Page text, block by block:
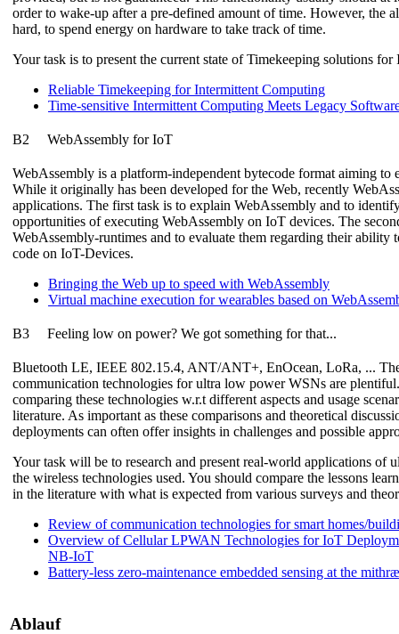
order to wake-up after a pre-defined amount of time. However, the
hard, to spend energy on hardware to take track of time.
Your task is to present the current state of Timekeeping solutions
Reliable Timekeeping for Intermittent Computing
Time-sensitive Intermittent Computing Meets Legacy
B2 WebAssembly for IoT
WebAssembly is a platform-independent bytecode format aiming to
While it originally has been developed for the Web, recently
applications. The first task is to explain WebAssembly and to
opportunities of executing WebAssembly on IoT devices. The
WebAssembly-runtimes and to evaluate them regarding their ability
code on IoT-Devices.
Bringing the Web up to speed with WebAssembly
Virtual machine execution for wearables based on
B3 Feeling low on power? We got something for that...
Bluetooth LE, IEEE 802.15.4, ANT/ANT+, EnOcean, LoRa, ...
communication technologies for ultra low power WSNs are
comparing these technologies w.r.t different aspects and usage
literature. As important as these comparisons and theoretical
deployments can often offer insights in challenges and possible
Your task will be to research and present real-world applications of
the wireless technologies used. You should compare the lessons
in the literature with what is expected from various surveys and
Review of communication technologies for smart homes/
Overview of Cellular LPWAN Technologies for IoT
NB-IoT
Battery-less zero-maintenance embedded sensing at the
Ablauf